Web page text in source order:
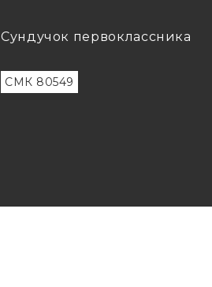
Сундучок первоклассника
СМК 80549